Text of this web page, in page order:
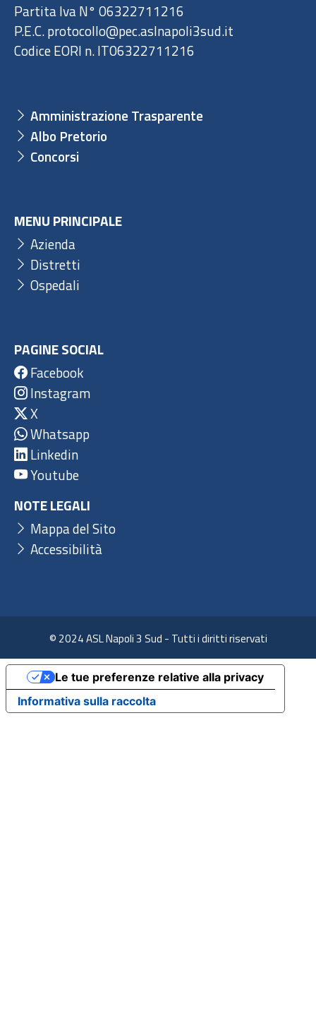
Partita Iva N° 06322711216
P.E.C. protocollo@pec.aslnapoli3sud.it
Codice EORI n. IT06322711216
Amministrazione Trasparente
Albo Pretorio
Concorsi
MENU PRINCIPALE
Azienda
Distretti
Ospedali
PAGINE SOCIAL
Facebook
Instagram
X
Whatsapp
Linkedin
Youtube
NOTE LEGALI
Mappa del Sito
Accessibilità
© 2024 ASL Napoli 3 Sud - Tutti i diritti riservati
Informativa sulla raccolta
Le tue preferenze relative alla privacy